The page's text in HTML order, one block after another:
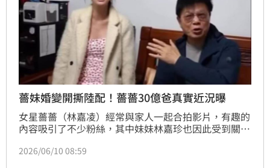
薔妹婚變開撕陸配！薔薔30億爸真實近況曝
女星薔薔（林嘉凌）經常與家人一起合拍影片，有趣的
內容吸引了不少粉絲，其中妹妹林嘉珍也因此受到關
布創辦生殖中心，今年初正式迎來了新生命。如今卻爆
2026/06/10 08:59